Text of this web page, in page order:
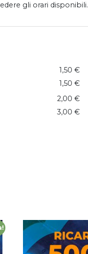
gli orari disponibili.
1,50 €
1,50 €
2,00 €
3,00 €